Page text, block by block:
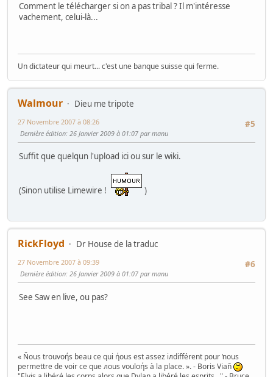
Comment le télécharger si on a pas tribal ? Il m'intéresse
vachement, celui-là...
Un dictateur qui meurt... c'est une banque suisse qui ferme.
Walmour
Dieu me tripote
#5
27 Novembre 2007 à 08:26
Dernière édition: 26 Janvier 2009 à 01:07 par manu
Suffit que quelqun l'upload ici ou sur le wiki.
(Sinon utilise Limewire ! )
RickFloyd
Dr House de la traduc
#6
27 Novembre 2007 à 09:39
Dernière édition: 26 Janvier 2009 à 01:07 par manu
See Saw en live, ou pas?
« Ňous trouvoήs beau ce qui ήous est assez iлdifférent pour ŉous
permettre de voir ce que лous vouloήs à la place. ». - Boris Viaň